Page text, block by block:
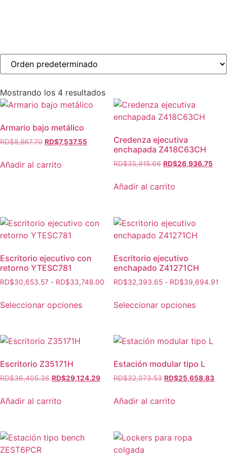
Mostrando los 4 resultados
Armario bajo metálico
RD$8,867.70 RD$7,537.55
Añadir al carrito
Credenza ejecutiva
enchapada Z418C63CH
RD$35,915.66 RD$26,936.75
Añadir al carrito
Escritorio ejecutivo con
retorno YTESC781
RD$30,653.57 - RD$33,748.00
Seleccionar opciones
Escritorio ejecutivo
enchapado Z41271CH
RD$32,393.65 - RD$39,694.91
Seleccionar opciones
Escritorio Z35171H
RD$36,405.36 RD$29,124.29
Añadir al carrito
Estación modular tipo L
RD$32,073.53 RD$25,658.83
Añadir al carrito